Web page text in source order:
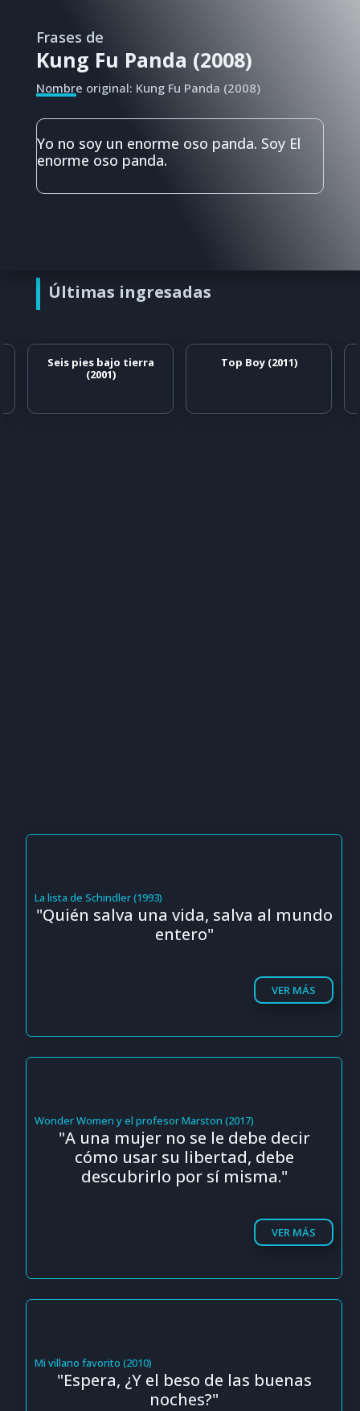
Frases de
Kung Fu Panda (2008)
Nombre original: Kung Fu Panda (2008)
Yo no soy un enorme oso panda. Soy El
enorme oso panda.
Últimas ingresadas
Seis pies bajo tierra
(2001)
Top Boy (2011)
La lista de Schindler (1993)
"Quién salva una vida, salva al mundo
entero"
VER MÁS
Wonder Women y el profesor Marston (2017)
"A una mujer no se le debe decir
cómo usar su libertad, debe
descubrirlo por sí misma."
VER MÁS
Mi villano favorito (2010)
"Espera, ¿Y el beso de las buenas
noches?"